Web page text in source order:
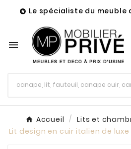
 Le spécialiste du meuble

Accueil Lits et
Lit design en cuir italien de luxe